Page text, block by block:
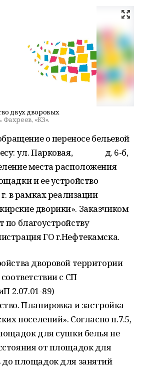
двух дворовых
Фахреев, «КЗ».
о переносе бельевой
ул. Парковая, д. 6-б,
места расположения
и ее устройство
в рамках реализации
дворики». Заказчиком
по благоустройству
ГО г.Нефтекамска.
дворовой территории
с СП
2.07.01-89)
Планировка и застройка
поселений». Согласно п.7.5,
для сушки белья не
от площадок для
до площадок для занятий